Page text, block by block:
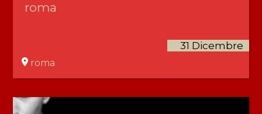
roma
31 Dicembre
roma